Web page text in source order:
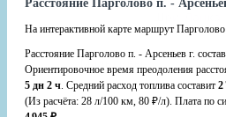
Расстояние Парголово п. -
На интерактивной карте маршрут
Расстояние Парголово п. - Арсеньев г.
Ориентировочное время преодоления
5 дн 2 ч. Средний расход топлива составит 2
(Из расчёта: 28 л/100 км, 80 ₽/л). Плата по